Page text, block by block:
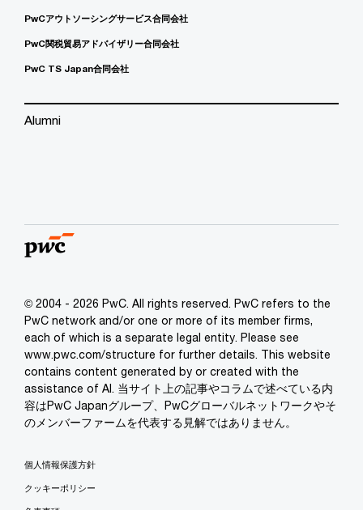
PwCアウトソーシングサービス合同会社
PwC関税貿易アドバイザリー合同会社
PwC TS Japan合同会社
Alumni
© 2004 - 2026 PwC. All rights reserved. PwC refers to the
PwC network and/or one or more of its member firms,
each of which is a separate legal entity. Please see
www.pwc.com/structure for further details. This website
contains content generated by or created with the
assistance of AI. 当サイト上の記事やコラムで述べている内
容はPwC Japanグループ、PwCグローバルネットワークやそ
のメンバーファームを代表する見解ではありません。
個人情報保護方針
クッキーポリシー